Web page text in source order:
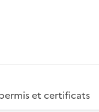
et certificats